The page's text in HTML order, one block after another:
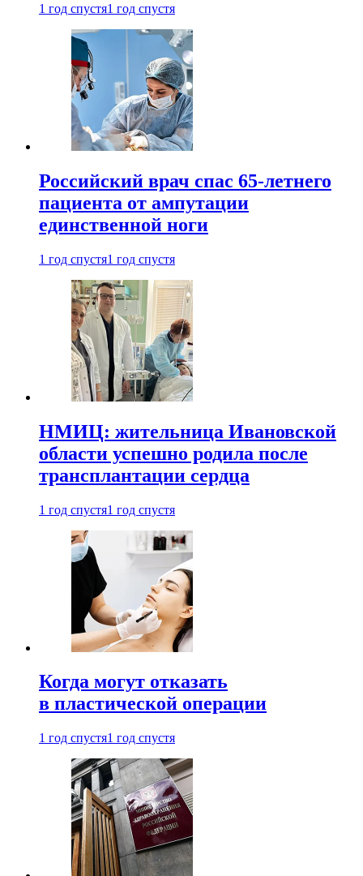
1 год спустя1 год спустя
Российский врач спас 65-летнего
пациента от ампутации
единственной ноги
1 год спустя1 год спустя
НМИЦ: жительница Ивановской
области успешно родила после
трансплантации сердца
1 год спустя1 год спустя
Когда могут отказать
в пластической операции
1 год спустя1 год спустя